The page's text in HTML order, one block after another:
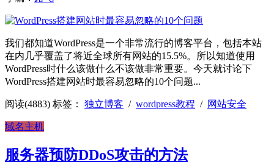
我们都知道WordPress是一个非常流行的博客平台，包括本站
在内几乎覆盖了将近全球所有网站的15.5%。所以知道使用
WordPress时什么该做什么不该做非常重要。今天就讨论下
WordPress搭建网站时最容易忽略的10个问题...
阅读(4883) 标签： 独立博客 / wordpress教程 / 网站安全
域名主机
服务器预防DDoS攻击的方法